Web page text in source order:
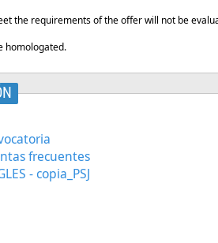
the requirements of the offer will not be
homologated.
frecuentes
- copia_PSJ